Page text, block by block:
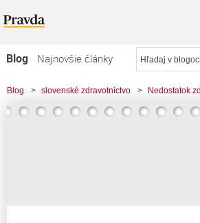
Blog
Najnovšie články
Najčítanejšie články
Najkomentovanejšie články
Blog > slovenské zdravotníctvo > Nedostatok